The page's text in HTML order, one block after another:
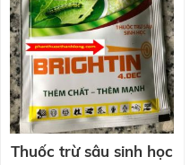
Thuốc trừ sâu sinh học